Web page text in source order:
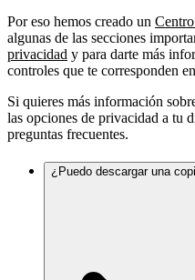
Por eso hemos creado un
algunas de las secciones
privacidad y para darte más
controles que te corresponden
Si quieres más información
las opciones de privacidad a tu
preguntas frecuentes.
¿Puedo descargar una